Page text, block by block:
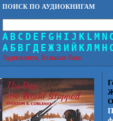
ПОИСК ПО АУДИОКНИГАМ
A B C D E F G H I J K L M N
А Б В Г Д Е Ж З И Й КЛ М Н
Аудиокниги, большая база.